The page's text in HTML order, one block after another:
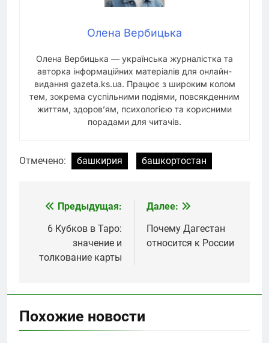
Олена Вербицька
Олена Вербицька — українська журналістка та
авторка інформаційних матеріалів для онлайн-
видання gazeta.ks.ua. Працює з широким колом
тем, зокрема суспільними подіями, повсякденним
життям, здоров’ям, психологією та корисними
порадами для читачів.
Отмечено: башкирия башкортостан
Навигация
записям
Предыдущая:
6 Кубков в Таро:
значение и
толкование карты
Далее:
Почему Дагестан
относится к России
Похожие новости